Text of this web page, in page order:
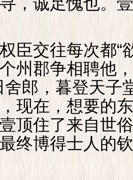
交往每次都“
州郡争相聘他
舍郎，暮登天子
现在，想要的
顶住了来自世
终博得士人的